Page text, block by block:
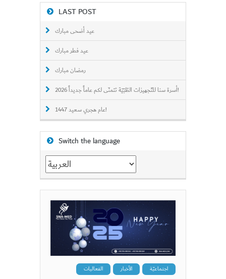
LAST POST
عيد أضحى مبارك
عيد فطر مبارك
رمضان مبارك
أسرة سنا للتّجهيزات الطّبّيّة تتمنّى لكم عاماً جديداً 2026!
عام هجري سعيد 1447!
Switch the language
Switch
the
language
اجتماعيّة الأخبار الفعاليات